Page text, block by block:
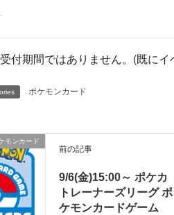
付期間ではありません。(既に
ポケモンカード
モンカード
前の記事
9/6(金)15:00～ ポケカ
トレーナーズリーグ ポ
ケモンカードゲーム